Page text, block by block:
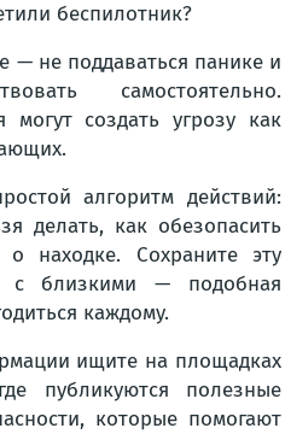
беспилотник?
— не поддаваться панике и
самостоятельно.
могут создать угрозу как
алгоритм действий:
делать, как обезопасить
находке. Сохраните эту
с близкими — подобная
каждому.
ищите на площадках
публикуются полезные
которые помогают